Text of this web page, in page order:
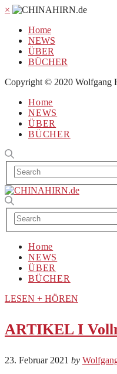
×
Home
NEWS
ÜBER
BÜCHER
Copyright © 2020 Wolfgang
Home
NEWS
ÜBER
BÜCHER
Home
NEWS
ÜBER
BÜCHER
LESEN + HÖREN
ARTIKEL I
23. Februar 2021 by